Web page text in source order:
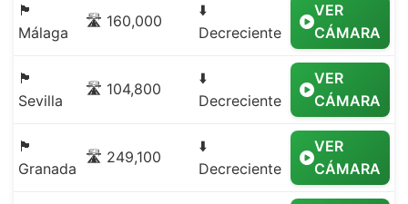
🏴
Málaga
🛣️ 160,000
⬇️
Decreciente
VER
CÁMARA
🏴
Sevilla
🛣️ 104,800
⬇️
Decreciente
VER
CÁMARA
🏴
Granada
🛣️ 249,100
⬇️
Decreciente
VER
CÁMARA